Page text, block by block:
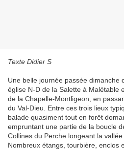
Texte Didier S
Une belle journée passée dimanche
église N-D de la Salette à Malétable
de la Chapelle-Montligeon, en
du Val-Dieu. Entre ces trois lieux
balade quasiment tout en forêt
empruntant une partie de la boucle
Collines du Perche longeant la
Nombreux étangs, tourbière, enclos